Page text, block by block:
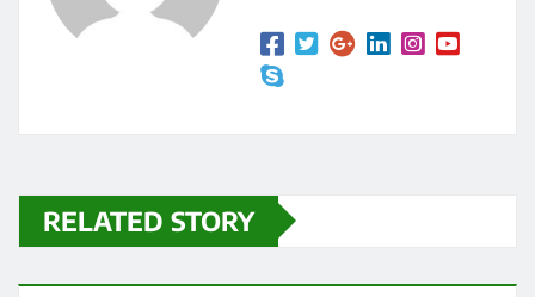
RELATED STORY